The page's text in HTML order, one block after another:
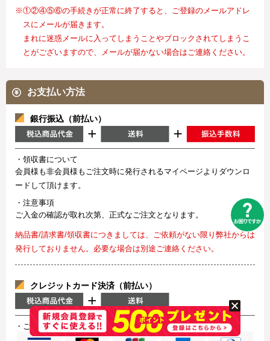
※①②④⑤⑥の手続きが正常に終了すると、ご登録のメールアドレ
スにメールが届きます。
まれに迷惑メールに入ってしまうことやブロックされてしまうこ
とがございますので、メールが届かない場合はご連絡ください。
お支払い方法
銀行振込（前払い）
・領収書について
会員様も非会員様もご注文時に発行されるマイページよりダウンロ
ードして頂けます。
・注意事項
ご入金の確認が取れ次第、正式なご注文となります。
納品書/請求書/領収書につきましては、ご依頼がない限り弊社からは
発行しておりません。必要な場合は別途ご連絡ください。
クレジットカード決済（前払い）
・ご利用可能なクレジットカード